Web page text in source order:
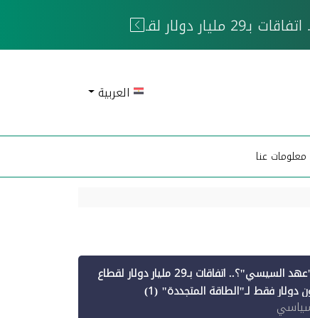
العربية
معلومات عنا
أين ذهبت قروض "عهد السيسي"؟.. اتفاقات بـ29 مليار دولار لقطاع